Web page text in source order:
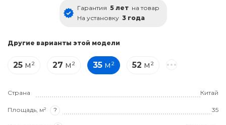
Гарантия 5 лет на товар
На установку 3 года
Другие варианты этой модели
25 м² 27 м² 35 м² 52 м²
Страна Китай
Площадь, м² ? 35